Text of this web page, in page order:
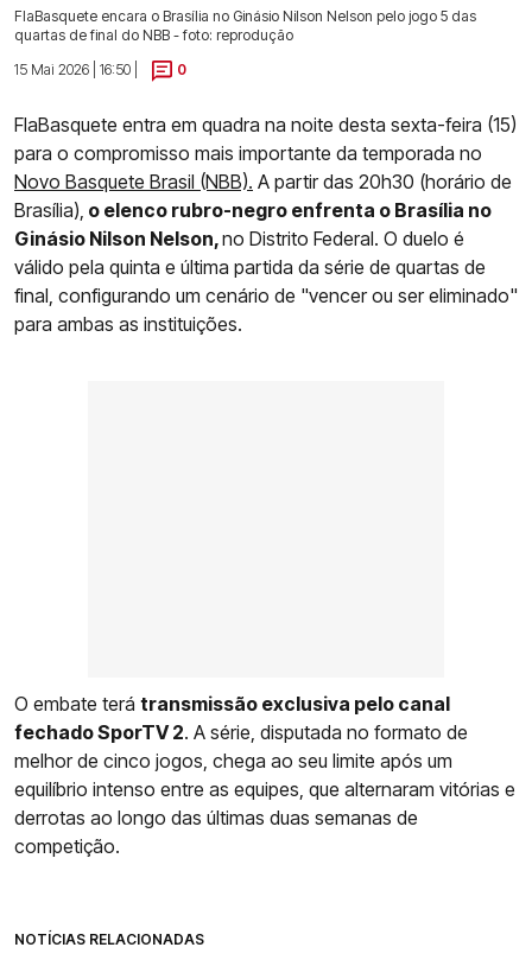
FlaBasquete encara o Brasília no Ginásio Nilson Nelson pelo jogo 5 das
quartas de final do NBB - foto: reprodução
15 Mai 2026 | 16:50 |
0
FlaBasquete entra em quadra na noite desta sexta-feira (15)
para o compromisso mais importante da temporada no
Novo Basquete Brasil (NBB). A partir das 20h30 (horário de
Brasília), o elenco rubro-negro enfrenta o Brasília no
Ginásio Nilson Nelson,no Distrito Federal. O duelo é
válido pela quinta e última partida da série de quartas de
final, configurando um cenário de "vencer ou ser eliminado"
para ambas as instituições.
O embate terá transmissão exclusiva pelo canal
fechado SporTV 2. A série, disputada no formato de
melhor de cinco jogos, chega ao seu limite após um
equilíbrio intenso entre as equipes, que alternaram vitórias e
derrotas ao longo das últimas duas semanas de
competição.
NOTÍCIAS RELACIONADAS